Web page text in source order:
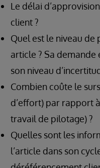
Le délai
client ?
Quel est le niveau de
article ? Sa
son niveau
Combien coûte le
d’effort) par rapport
travail de pilotage) ?
Quelles sont les
l’article dans son